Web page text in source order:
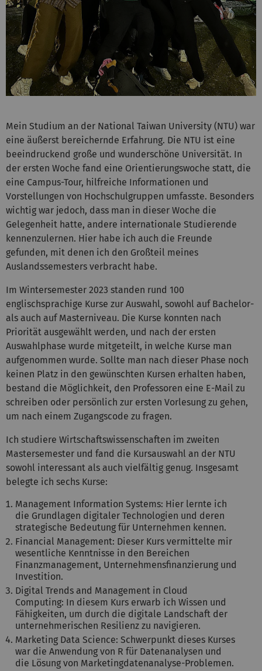
Mein Studium an der National Taiwan University (NTU) war
eine äußerst bereichernde Erfahrung. Die NTU ist eine
beeindruckend große und wunderschöne Universität. In
der ersten Woche fand eine Orientierungswoche statt, die
eine Campus-Tour, hilfreiche Informationen und
Vorstellungen von Hochschulgruppen umfasste. Besonders
wichtig war jedoch, dass man in dieser Woche die
Gelegenheit hatte, andere internationale Studierende
kennenzulernen. Hier habe ich auch die Freunde
gefunden, mit denen ich den Großteil meines
Auslandssemesters verbracht habe.
Im Wintersemester 2023 standen rund 100
englischsprachige Kurse zur Auswahl, sowohl auf Bachelor-
als auch auf Masterniveau. Die Kurse konnten nach
Priorität ausgewählt werden, und nach der ersten
Auswahlphase wurde mitgeteilt, in welche Kurse man
aufgenommen wurde. Sollte man nach dieser Phase noch
keinen Platz in den gewünschten Kursen erhalten haben,
bestand die Möglichkeit, den Professoren eine E-Mail zu
schreiben oder persönlich zur ersten Vorlesung zu gehen,
um nach einem Zugangscode zu fragen.
Ich studiere Wirtschaftswissenschaften im zweiten
Mastersemester und fand die Kursauswahl an der NTU
sowohl interessant als auch vielfältig genug. Insgesamt
belegte ich sechs Kurse:
Management Information Systems: Hier lernte ich
die Grundlagen digitaler Technologien und deren
strategische Bedeutung für Unternehmen kennen.
Financial Management: Dieser Kurs vermittelte mir
wesentliche Kenntnisse in den Bereichen
Finanzmanagement, Unternehmensfinanzierung und
Investition.
Digital Trends and Management in Cloud
Computing: In diesem Kurs erwarb ich Wissen und
Fähigkeiten, um durch die digitale Landschaft der
unternehmerischen Resilienz zu navigieren.
Marketing Data Science: Schwerpunkt dieses Kurses
war die Anwendung von R für Datenanalysen und
die Lösung von Marketingdatenanalyse-Problemen.